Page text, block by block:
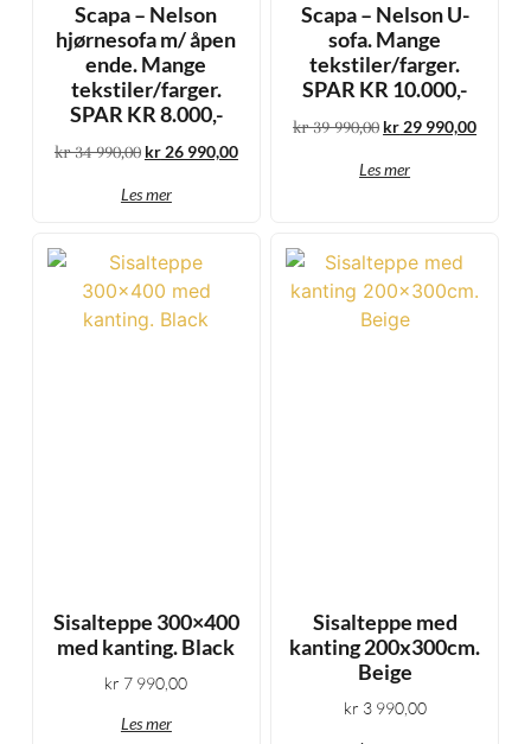
Scapa – Nelson
hjørnesofa m/ åpen
ende. Mange
tekstiler/farger.
SPAR KR 8.000,-
kr34 990,00 kr26 990,00
Les mer
Scapa – Nelson U-
sofa. Mange
tekstiler/farger.
SPAR KR 10.000,-
kr39 990,00 kr 29 990,00
Les mer
Sisalteppe 300×400
med kanting. Black
kr 7 990,00
Les mer
Sisalteppe med
kanting 200x300cm.
Beige
kr 3 990,00